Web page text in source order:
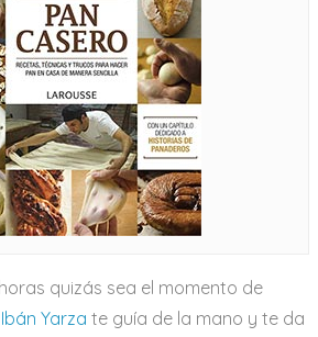
quizás sea el momento de
Ibán Yarza te guía de la mano y te da